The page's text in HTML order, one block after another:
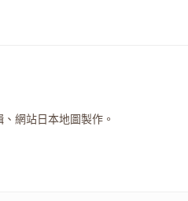
網站日本地圖製作。